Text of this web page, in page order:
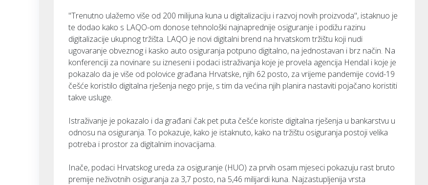
"Trenutno ulažemo više od 200 milijuna kuna u digitalizaciju i razvoj novih proizvoda", istaknuo je
te dodao kako s LAQO-om donose tehnološki najnaprednije osiguranje i podižu razinu
digitalizacije ukupnog tržišta. LAQO je novi digitalni brend na hrvatskom tržištu koji nudi
ugovaranje obveznog i kasko auto osiguranja potpuno digitalno, na jednostavan i brz način. Na
konferenciji za novinare su izneseni i podaci istraživanja koje je provela agencija Hendal i koje je
pokazalo da je više od polovice građana Hrvatske, njih 62 posto, za vrijeme pandemije covid-19
češće koristilo digitalna rješenja nego prije, s tim da većina njih planira nastaviti pojačano koristiti
takve usluge.
Istraživanje je pokazalo i da građani čak pet puta češće koriste digitalna rješenja u bankarstvu u
odnosu na osiguranja. To pokazuje, kako je istaknuto, kako na tržištu osiguranja postoji velika
potreba i prostor za digitalnim inovacijama.
Inače, podaci Hrvatskog ureda za osiguranje (HUO) za prvih osam mjeseci pokazuju rast bruto
premije neživotnih osiguranja za 3,7 posto, na 5,46 milijardi kuna. Najzastupljenija vrsta